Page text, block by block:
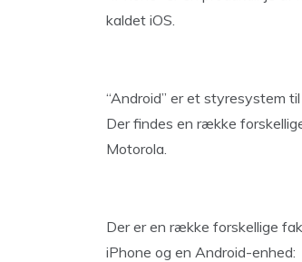
kaldet iOS.
“Android” er et styresystem
Der findes en række
Motorola.
Der er en række forskellige
iPhone og en Android-enhed: